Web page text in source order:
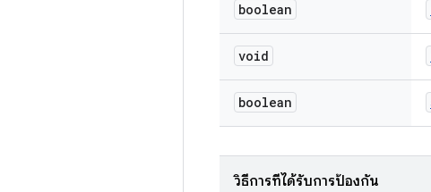
boolean
void
boolean
วิธีการที่ได้รับการป้องกัน